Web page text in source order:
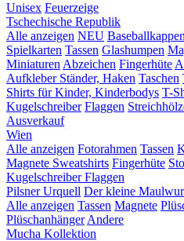
Unisex Feuerzeige
Tschechische Republik
Alle anzeigen NEU Baseballkappen
Spielkarten Tassen Glashumpen
Miniaturen Abzeichen Fingerhüte
Aufkleber Ständer, Haken Taschen
Shirts für Kinder, Kinderbodys T-
Kugelschreiber Flaggen
Ausverkauf
Wien
Alle anzeigen Fotorahmen Tassen
Magnete Sweatshirts Fingerhüte
KugelschreiberFlaggen
Pilsner Urquell Der kleine
Alle anzeigen Tassen Magnete
Plüschanhänger Andere
Mucha Kollektion